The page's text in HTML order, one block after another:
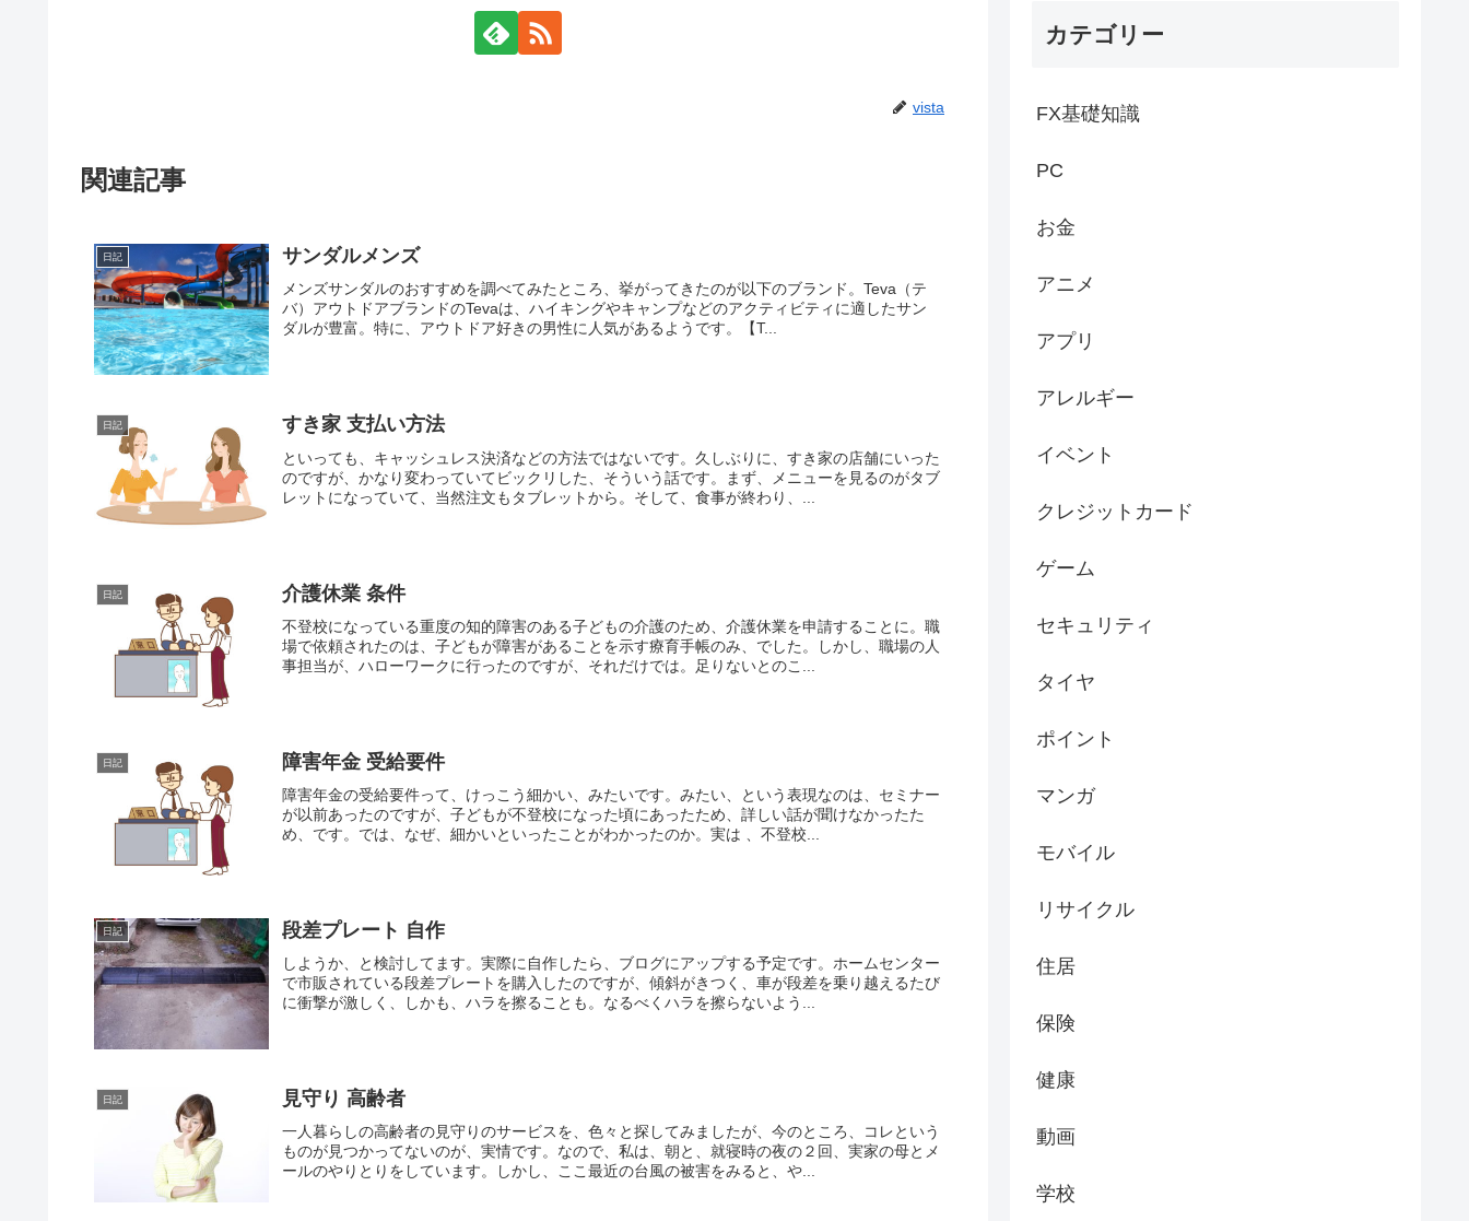
vista
関連記事
日記 サンダルメンズ
メンズサンダルのおすすめを調べてみたところ、挙がってきたのが以下のブランド。Teva（テ
バ）アウトドアブランドのTevaは、ハイキングやキャンプなどのアクティビティに適したサン
ダルが豊富。特に、アウトドア好きの男性に人気があるようです。【T...
日記 すき家 支払い方法
といっても、キャッシュレス決済などの方法ではないです。久しぶりに、すき家の店舗にいった
のですが、かなり変わっていてビックリした、そういう話です。まず、メニューを見るのがタブ
レットになっていて、当然注文もタブレットから。そして、食事が終わり、...
日記 介護休業 条件
不登校になっている重度の知的障害のある子どもの介護のため、介護休業を申請することに。職
場で依頼されたのは、子どもが障害があることを示す療育手帳のみ、でした。しかし、職場の人
事担当が、ハローワークに行ったのですが、それだけでは。足りないとのこ...
日記 障害年金 受給要件
障害年金の受給要件って、けっこう細かい、みたいです。みたい、という表現なのは、セミナー
が以前あったのですが、子どもが不登校になった頃にあったため、詳しい話が聞けなかったた
め、です。では、なぜ、細かいといったことがわかったのか。実は 、不登校...
日記 段差プレート 自作
しようか、と検討してます。実際に自作したら、ブログにアップする予定です。ホームセンター
で市販されている段差プレートを購入したのですが、傾斜がきつく、車が段差を乗り越えるたび
に衝撃が激しく、しかも、ハラを擦ることも。なるべくハラを擦らないよう...
日記 見守り 高齢者
一人暮らしの高齢者の見守りのサービスを、色々と探してみましたが、今のところ、コレという
ものが見つかってないのが、実情です。なので、私は、朝と、就寝時の夜の２回、実家の母とメ
ールのやりとりをしています。しかし、ここ最近の台風の被害をみると、や...
カテゴリー
FX基礎知識
PC
お金
アニメ
アプリ
アレルギー
イベント
クレジットカード
ゲーム
セキュリティ
タイヤ
ポイント
マンガ
モバイル
リサイクル
住居
保険
健康
動画
学校